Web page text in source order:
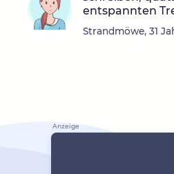
entspannten
Strandmöwe, 31